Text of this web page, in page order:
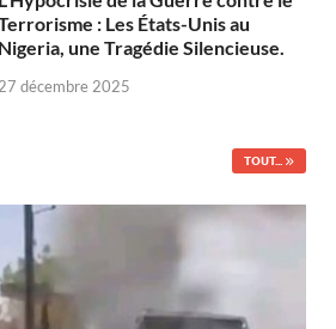
: Les États-Unis au
Nigeria, une Tragédie Silencieuse.
27 décembre 2025
TOUT...